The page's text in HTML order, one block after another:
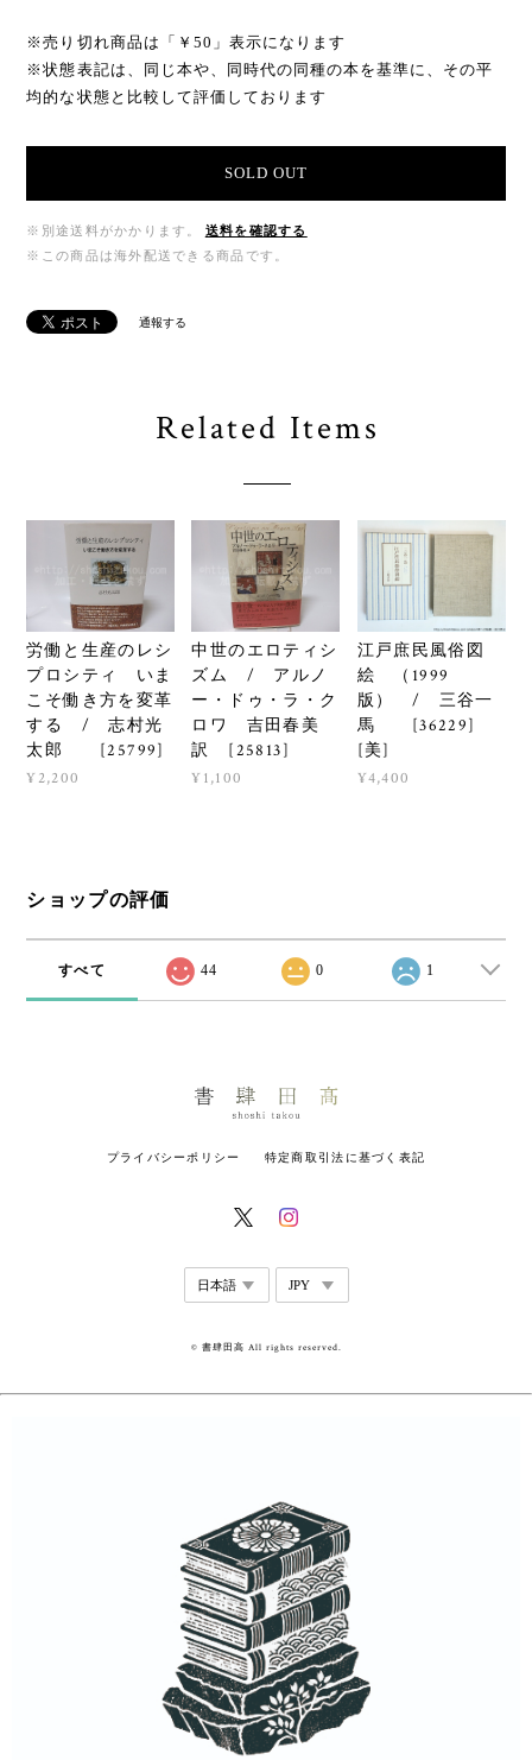
※売り切れ商品は「￥50」表示になります
※状態表記は、同じ本や、同時代の同種の本を基準に、その平
均的な状態と比較して評価しております
SOLD OUT
※別途送料がかかります。
送料を確認する
※この商品は海外配送できる商品です。
通報する
Related Items
労働と生産のレシ
プロシティ いま
こそ働き方を変革
する / 志村光
太郎 [25799]
¥2,200
中世のエロティシ
ズム / アルノ
ー・ドゥ・ラ・ク
ロワ 吉田春美
訳 [25813]
¥1,100
江戸庶民風俗図
絵 （1999
版） / 三谷一
馬 [36229]
[美]
¥4,400
ショップの評価
すべて 44 0 1
プライバシーポリシー 特定商取引法に基づく表記
© 書肆田高 All rights reserved.